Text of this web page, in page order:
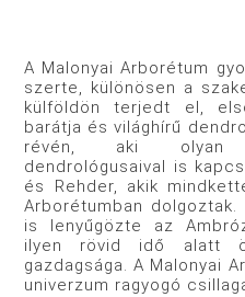
A Malonyai Arborétum
szerte, különösen a
külföldön terjedt el,
barátja és világhírű
révén, aki olyan
dendrológusaival is
és Rehder, akik
Arborétumban
is lenyűgözte az
ilyen rövid idő alatt
gazdagsága. A Malonyai
univerzum ragyogó